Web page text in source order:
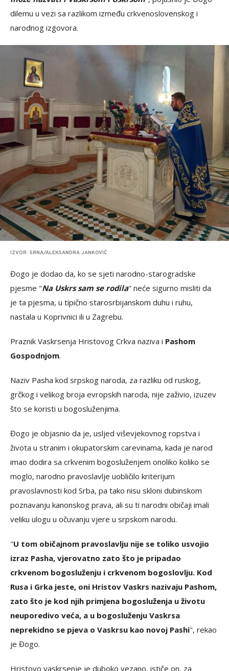
dilemu u vezi sa razlikom između crkvenoslovenskog i
narodnog izgovora.
IZVOR: SRNA/ALEKSANDRA JANKOVIĆ
Đogo je dodao da, ko se sjeti narodno-starogradske
pjesme "Na Uskrs sam se rodila" neće sigurno misliti da
je ta pjesma, u tipično starosrbijanskom duhu i ruhu,
nastala u Koprivnici ili u Zagrebu.
Praznik Vaskrsenja Hristovog Crkva naziva i Pashom
Gospodnjom.
Naziv Pasha kod srpskog naroda, za razliku od ruskog,
grčkog i velikog broja evropskih naroda, nije zaživio, izuzev
što se koristi u bogosluženjima.
Đogo je objasnio da je, usljed viševjekovnog ropstva i
života u stranim i okupatorskim carevinama, kada je narod
imao dodira sa crkvenim bogosluženjem onoliko koliko se
moglo, narodno pravoslavlje uobličilo kriterijum
pravoslavnosti kod Srba, pa tako nisu skloni dubinskom
poznavanju kanonskog prava, ali su ti narodni običaji imali
veliku ulogu u očuvanju vjere u srpskom narodu.
"U tom običajnom pravoslavlju nije se toliko usvojio
izraz Pasha, vjerovatno zato što je pripadao
crkvenom bogosluženju i crkvenom bogoslovlju. Kod
Rusa i Grka jeste, oni Hristov Vaskrs nazivaju Pashom,
zato što je kod njih primjena bogosluženja u životu
neuporedivo veća, a u bogosluženju Vaskrsa
neprekidno se pjeva o Vaskrsu kao novoj Pashi", rekao
je Đogo.
Hristovo vaskrsenje je duboko vezano, ističe on, za